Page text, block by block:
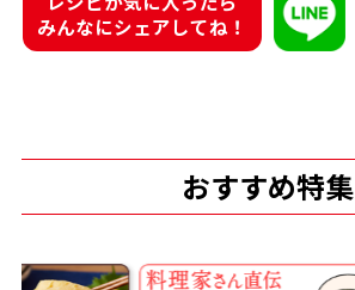
みんなにシェアしてね！
おすすめ特集